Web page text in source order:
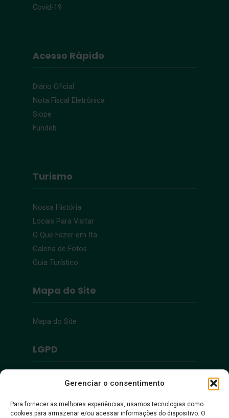
Gerenciar o consentimento
Para fornecer as melhores experiências, usamos tecnologias como
cookies para armazenar e/ou acessar informações do dispositivo. O
Covid-19
Acesso Rápido
Diário Oficial
Nota Fiscal Eletrônica
Siope
Fundeb
Turismo
Nossa História
Locais Para Visitar
O Que Fazer em Ita
Galeria de Fotos
Guia Turístico
Mapa do Site
Mapa do Site
LGPD
Política de Privacidade
Acessibilidade